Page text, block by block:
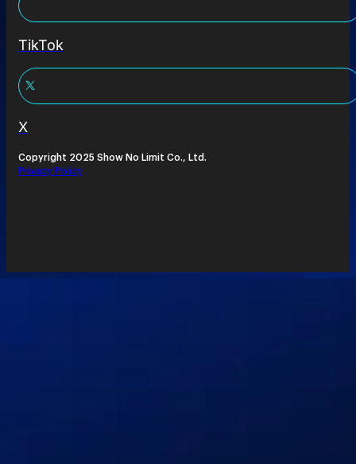
TikTok
X
Copyright 2025 Show No Limit Co., Ltd.
Privacy Policy